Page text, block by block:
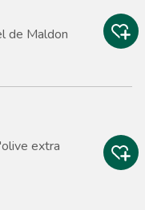
de Maldon
extra